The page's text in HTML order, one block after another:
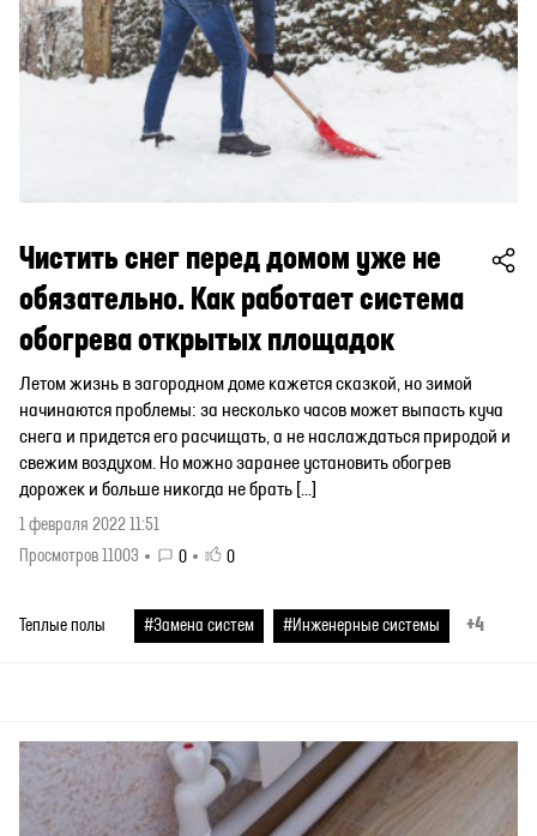
Чистить снег перед домом уже не
обязательно. Как работает система
обогрева открытых площадок
Летом жизнь в загородном доме кажется сказкой, но зимой
начинаются проблемы: за несколько часов может выпасть куча
снега и придется его расчищать, а не наслаждаться природой и
свежим воздухом. Но можно заранее установить обогрев
дорожек и больше никогда не брать […]
1 февраля 2022 11:51
Просмотров 11003
0 0
Теплые полы #Замена систем #Инженерные системы +4